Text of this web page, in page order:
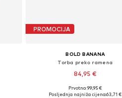
PROMOCIJA
BOLD BANANA
Torba preko ramena
84,95 €
Dostupne veličine: One Size
Prvotno: 99,95 €
Posljednja najniža cijena:63,71 €